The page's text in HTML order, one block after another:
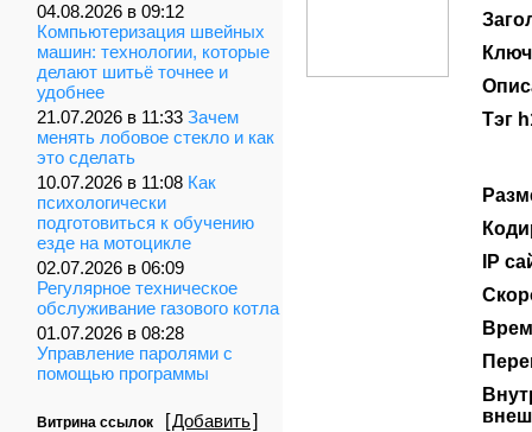
04.08.2026 в 09:12
Компьютеризация швейных
машин: технологии, которые
делают шитьё точнее и
удобнее
21.07.2026 в 11:33 Зачем
менять лобовое стекло и как
это сделать
10.07.2026 в 11:08 Как
психологически
подготовиться к обучению
езде на мотоцикле
02.07.2026 в 06:09
Регулярное техническое
обслуживание газового котла
01.07.2026 в 08:28
Управление паролями с
помощью программы
Витрина ссылок [Добавить]
Тэг
IP